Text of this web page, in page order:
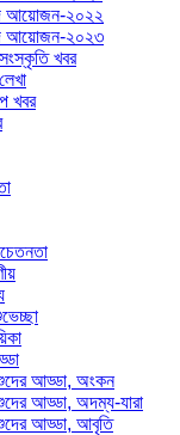
আয়োজন-২০২২
আয়োজন-২০২৩
খবর
খবর
আড্ডা, অংকন
আড্ডা, অদম্য-যারা
আড্ডা, আবৃতি